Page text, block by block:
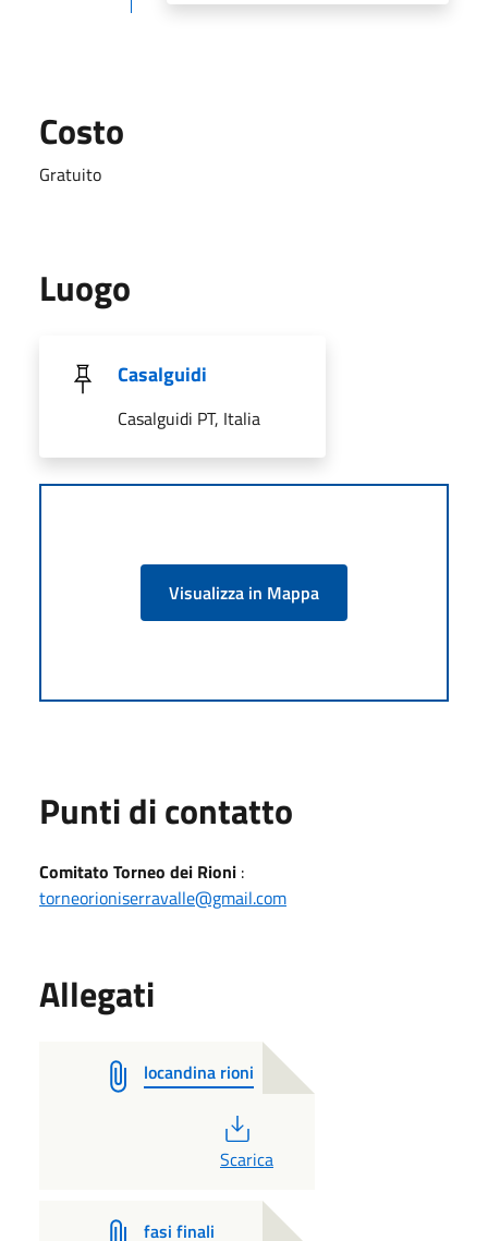
Costo
Gratuito
Luogo
Casalguidi
Casalguidi PT, Italia
Visualizza in Mappa
Punti di contatto
Comitato Torneo dei Rioni :
torneorioniserravalle@gmail.com
Allegati
locandina rioni
PDF
Scarica
fasi finali